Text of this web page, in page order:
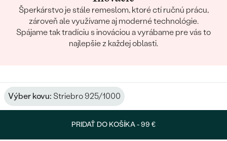
Šperkárstvo je stále remeslom, ktoré ctí ručnú prácu,
zároveň ale využívame aj moderné technológie.
Spájame tak tradíciu s inováciou a vyrábame pre vás to
najlepšie z každej oblasti.
Výber kovu: Striebro 925/1000
PRIDAŤ DO KOŠÍKA -99 €